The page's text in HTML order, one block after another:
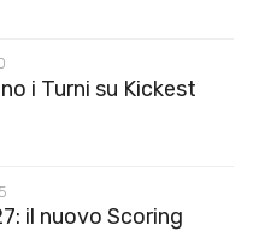
i Turni su Kickest
il nuovo Scoring